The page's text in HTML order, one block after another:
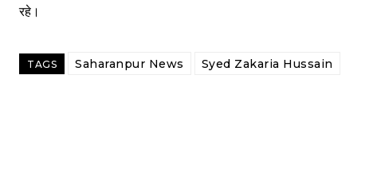
रहे।
TAGS Saharanpur News Syed Zakaria Hussain